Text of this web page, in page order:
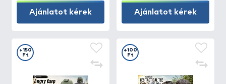
Ajánlatot kérek Ajánlatot kérek
+150
Ft
+100
Ft